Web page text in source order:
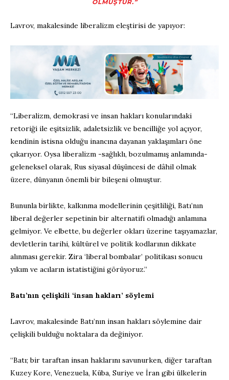
OLMUŞTUR.”
Lavrov, makalesinde liberalizm eleştirisi de yapıyor:
“Liberalizm, demokrasi ve insan hakları konularındaki
retoriği ile eşitsizlik, adaletsizlik ve bencilliğe yol açıyor,
kendinin istisna olduğu inancına dayanan yaklaşımları öne
çıkarıyor. Oysa liberalizm -sağlıklı, bozulmamış anlamında-
geleneksel olarak, Rus siyasal düşüncesi de dâhil olmak
üzere, dünyanın önemli bir bileşeni olmuştur.
Bununla birlikte, kalkınma modellerinin çeşitliliği, Batı’nın
liberal değerler sepetinin bir alternatifi olmadığı anlamına
gelmiyor. Ve elbette, bu değerler okları üzerine taşıyamazlar,
devletlerin tarihi, kültürel ve politik kodlarının dikkate
alınması gerekir. Zira ‘liberal bombalar’ politikası sonucu
yıkım ve acıların istatistiğini görüyoruz.”
Batı’nın çelişkili ‘insan hakları’ söylemi
Lavrov, makalesinde Batı’nın insan hakları söylemine dair
çelişkili bulduğu noktalara da değiniyor.
“Batı; bir taraftan insan haklarını savunurken, diğer taraftan
Kuzey Kore, Venezuela, Küba, Suriye ve İran gibi ülkelerin